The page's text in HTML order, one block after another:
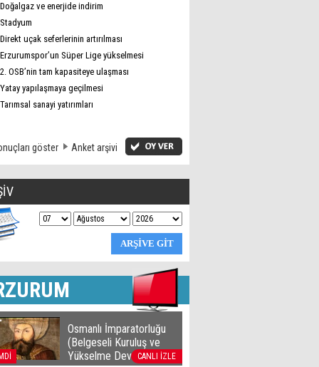
ve enerjide indirim
uçak seferlerinin artırılması
Süper Lige yükselmesi
OSB’nin tam kapasiteye ulaşması
yapılaşmaya geçilmesi
sanayi yatırımları
göster Anket arşivi
CANLI İZLE
Osmanlı İmparatorluğu
(Belgeseli Kuruluş ve
Yükselme Devri)